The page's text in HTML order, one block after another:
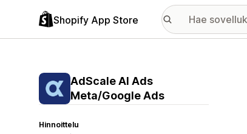
Shopify App Store
AdScale AI Ads
Meta/Google Ads
Hinnoittelu